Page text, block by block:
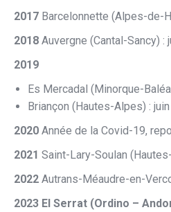
2017 Barcelonnette (Alpes-de-
2018 Auvergne (Cantal-Sancy) :
2019
Es Mercadal (Minorque-
Briançon (Hautes-Alpes) : juin
2020 Année de la Covid-19,
2021 Saint-Lary-Soulan
2022 Autrans-Méaudre-en-
2023 El Serrat (Ordino –